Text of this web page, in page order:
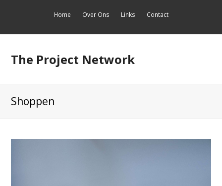
Home Over Ons Links Contact
The Project Network
Shoppen